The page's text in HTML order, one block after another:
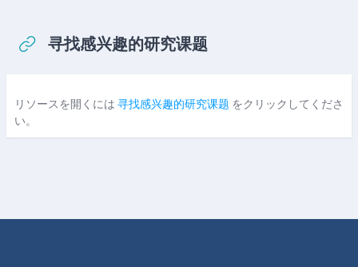
寻找感兴趣的研究课题
リソースを開くには 寻找感兴趣的研究课题 をクリックしてくださ
い。